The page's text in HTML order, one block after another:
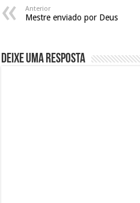
Anterior
Mestre enviado por Deus
Deixe uma resposta